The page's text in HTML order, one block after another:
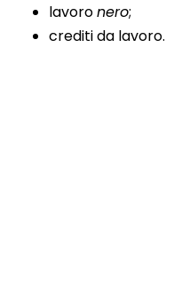
lavoronero;
crediti da lavoro.